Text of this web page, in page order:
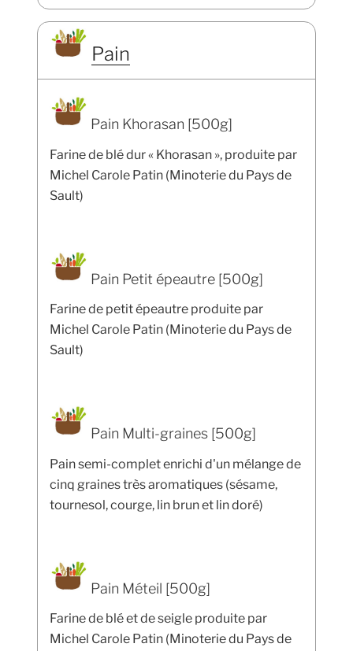
Pain
Pain Khorasan [500g]
Farine de blé dur « Khorasan », produite par
Michel Carole Patin (Minoterie du Pays de
Sault)
Pain Petit épeautre [500g]
Farine de petit épeautre produite par
Michel Carole Patin (Minoterie du Pays de
Sault)
Pain Multi-graines [500g]
Pain semi-complet enrichi d'un mélange de
cinq graines très aromatiques (sésame,
tournesol, courge, lin brun et lin doré)
Pain Méteil [500g]
Farine de blé et de seigle produite par
Michel Carole Patin (Minoterie du Pays de